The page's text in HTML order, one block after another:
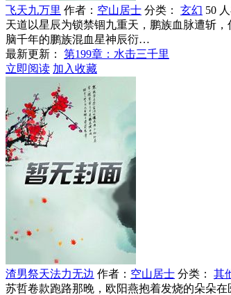
飞天九万里 作者： 空山居士 分类： 玄幻 50
天道以星辰为锁禁锢九重天，鹏族血脉遭斩
脑千年的鹏族混血星神辰衍…
最新更新： 第199章：水击三千里
立即阅读 加入收藏
渣男祭天法力无边 作者： 空山居士 分类： 其
苏哲卷款跑路那晚，欧阳燕抱着发烧的朵朵